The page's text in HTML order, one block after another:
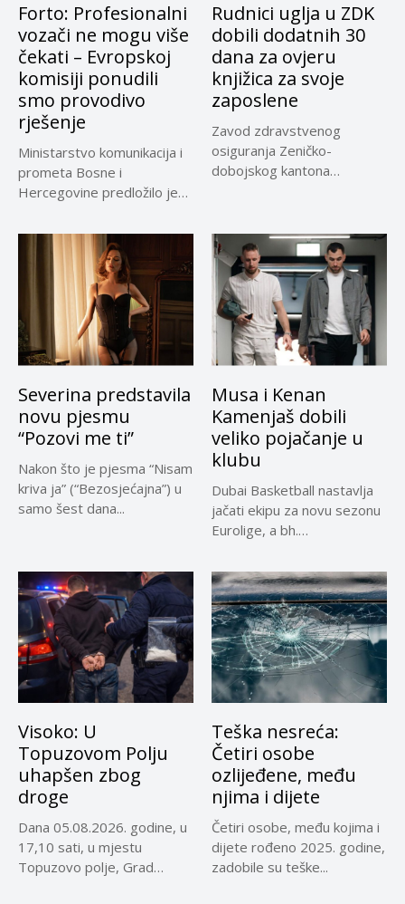
Forto: Profesionalni
vozači ne mogu više
čekati – Evropskoj
komisiji ponudili
smo provodivo
rješenje
Ministarstvo komunikacija i
prometa Bosne i
Hercegovine predložilo je
privremeno...
Rudnici uglja u ZDK
dobili dodatnih 30
dana za ovjeru
knjižica za svoje
zaposlene
Zavod zdravstvenog
osiguranja Zeničko-
dobojskog kantona
Severina predstavila
novu pjesmu
“Pozovi me ti”
Nakon što je pjesma “Nisam
kriva ja” (“Bezosjećajna”) u
samo šest dana...
Musa i Kenan
Kamenjaš dobili
veliko pojačanje u
klubu
Dubai Basketball nastavlja
jačati ekipu za novu sezonu
Eurolige, a bh.
Visoko: U
Topuzovom Polju
uhapšen zbog
droge
Dana 05.08.2026. godine, u
17,10 sati, u mjestu
Topuzovo polje, Grad
Teška nesreća:
Četiri osobe
ozlijeđene, među
njima i dijete
Četiri osobe, među kojima i
dijete rođeno 2025. godine,
zadobile su teške...